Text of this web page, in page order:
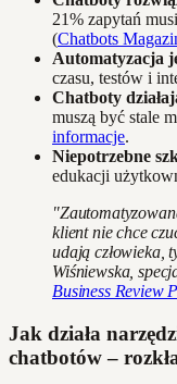
21% zapytań
(Chatbots
Automatyzacja
czasu, testów i
Chatboty
muszą być stale
informacje.
Niepotrzebne
edukacji
klient nie chce
udają człowieka,
Wiśniewska,
Business Review
Jak działa
chatbotów –